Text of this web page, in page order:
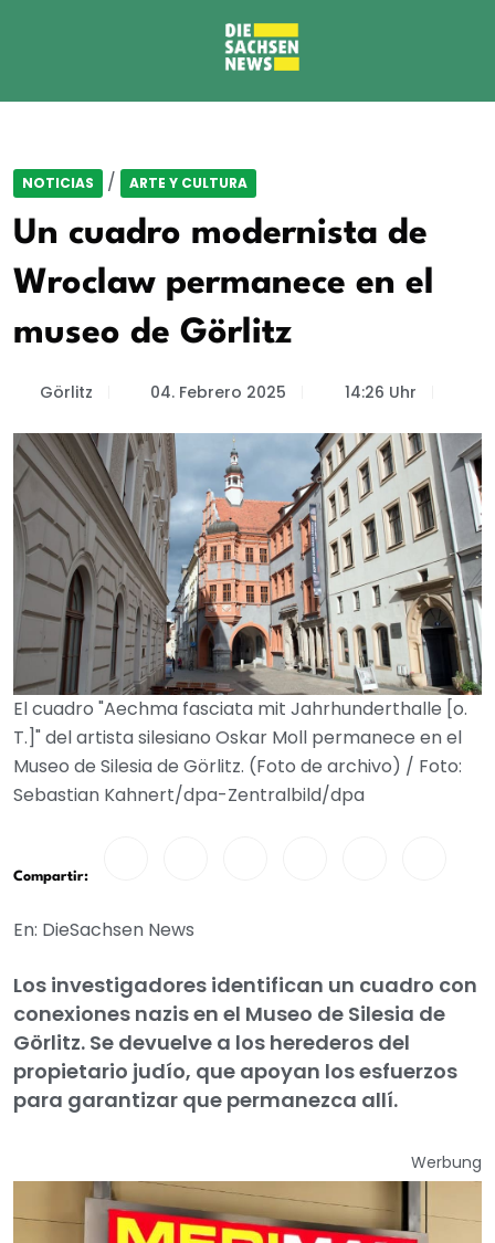
NOTICIAS / ARTE Y CULTURA
Un cuadro modernista de
Wroclaw permanece en el
museo de Görlitz
Görlitz 04. Febrero 2025 14:26 Uhr
El cuadro "Aechma fasciata mit Jahrhunderthalle [o.
T.]" del artista silesiano Oskar Moll permanece en el
Museo de Silesia de Görlitz. (Foto de archivo) / Foto:
Sebastian Kahnert/dpa-Zentralbild/dpa
Compartir:
En: DieSachsen News
Los investigadores identifican un cuadro con
conexiones nazis en el Museo de Silesia de
Görlitz. Se devuelve a los herederos del
propietario judío, que apoyan los esfuerzos
para garantizar que permanezca allí.
Werbung